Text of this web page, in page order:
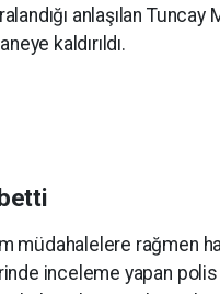
anlaşılan Tuncay
kaldırıldı.
müdahalelere rağmen
inceleme yapan